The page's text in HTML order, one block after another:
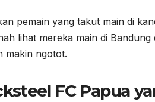
pemain yang takut main di
lihat mereka main di
makin ngotot.
FC Papua